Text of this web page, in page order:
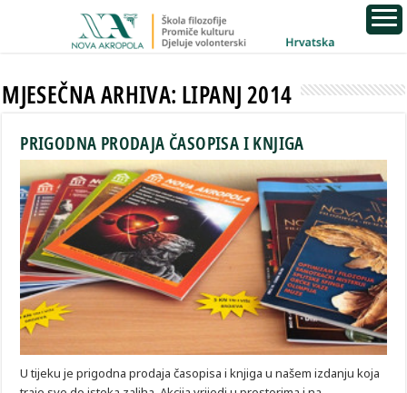
MJESEČNA ARHIVA: LIPANJ 2014
PRIGODNA PRODAJA ČASOPISA I KNJIGA
U tijeku je prigodna prodaja časopisa i knjiga u našem izdanju koja